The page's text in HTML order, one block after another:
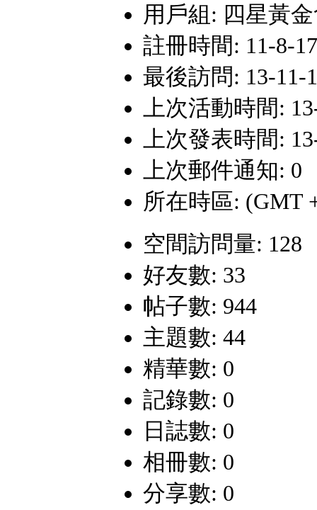
用戶組: 四星黃
註冊時間: 11-8-
最後訪問: 13-11-
上次活動時間:
上次發表時間:
上次郵件通知: 0
所在時區: (GMT
空間訪問量: 128
好友數: 33
帖子數: 944
主題數: 44
精華數: 0
記錄數: 0
日誌數: 0
相冊數: 0
分享數: 0